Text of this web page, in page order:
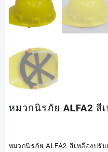
หมวกนิรภัย ALFA2 สี
หมวกนิรภัย ALFA2 สีเหลืองปรั